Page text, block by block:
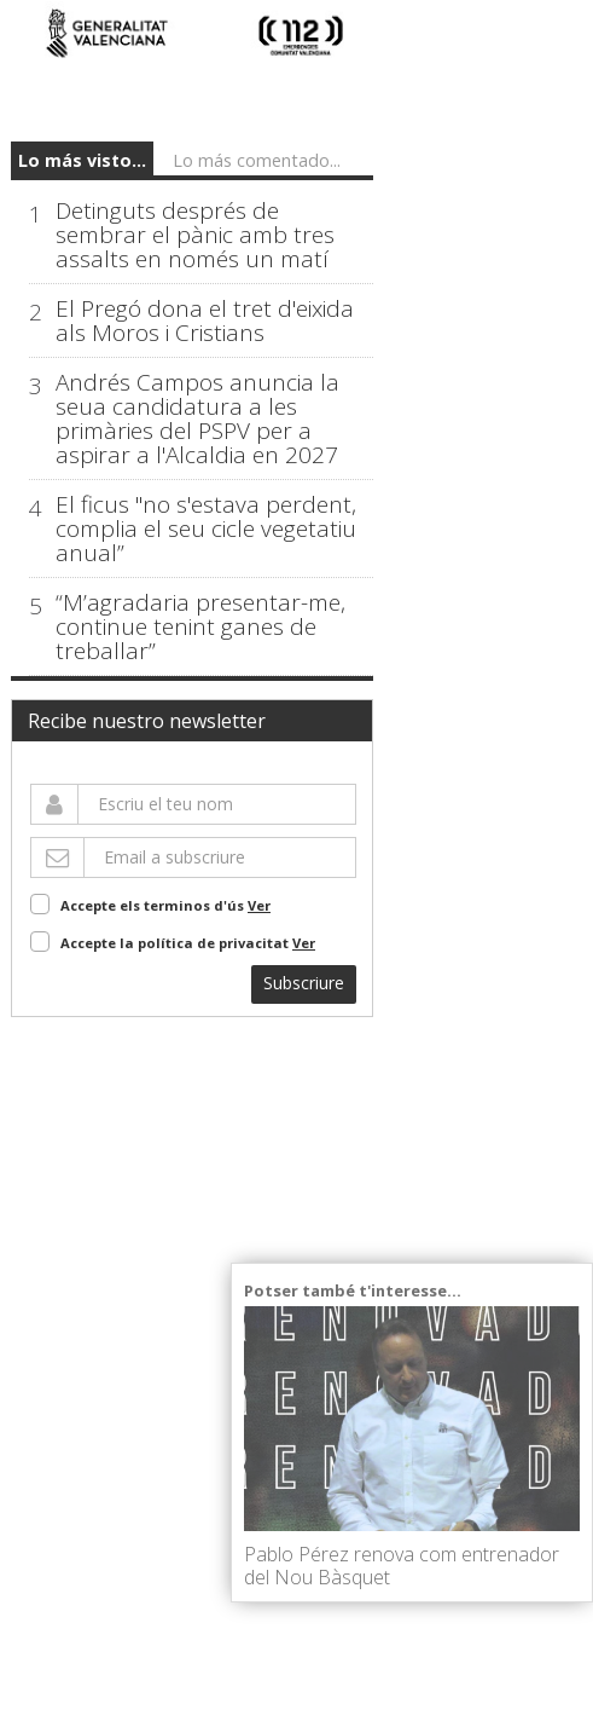
Lo más visto... Lo más comentado...
1 Detinguts després de
sembrar el pànic amb tres
assalts en només un matí
2 El Pregó dona el tret d'eixida
als Moros i Cristians
3 Andrés Campos anuncia la
seua candidatura a les
primàries del PSPV per a
aspirar a l'Alcaldia en 2027
4 El ficus "no s'estava perdent,
complia el seu cicle vegetatiu
anual”
5 “M’agradaria presentar-me,
continue tenint ganes de
treballar”
Recibe nuestro newsletter
Accepte els terminos d'ús Ver
Accepte la política de privacitat Ver
Subscriure
Potser també t'interesse...
Pablo Pérez renova com entrenador
del Nou Bàsquet